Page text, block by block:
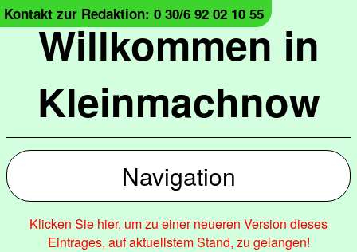
Willkommen in
Kleinmachnow
Kontakt zur Redaktion: 0 30/6 92 02 10 55
Navigation
Klicken Sie hier, um zu einer neueren Version dieses
Eintrages, auf aktuellstem Stand, zu gelangen!